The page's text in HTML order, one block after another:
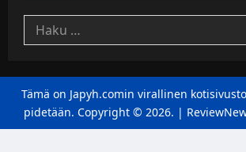
Haku:
Tämä on Japyh.comin virallinen
pidetään. Copyright © 2026. |